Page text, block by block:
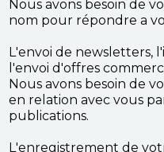
Nous avons besoin de
nom pour répondre a
L'envoi de newsletters,
l'envoi d'offres
Nous avons besoin de
en relation avec vous
publications.
L'enregistrement de